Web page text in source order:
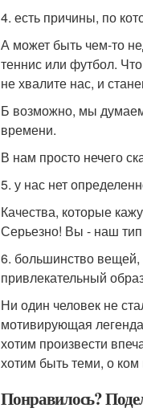
4. есть причины, по
А может быть чем-то
теннис или футбол.
не хвалите нас, и
Б возможно, мы
времени.
В нам просто нечего
5. у нас нет
Качества, которые
Серьезно! Вы - наш
6. большинство
привлекательный
Ни один человек не
мотивирующая
хотим произвести
хотим быть теми, о ком
Понравилось?